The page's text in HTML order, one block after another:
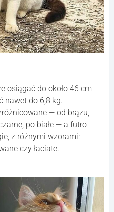
osiągać do około 46 cm
nawet do 6,8 kg.
— od brązu,
po białe — a futro
z różnymi wzorami:
czy łaciate.